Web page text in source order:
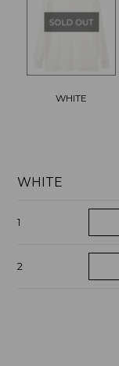
WHITE
WHITE
1
2